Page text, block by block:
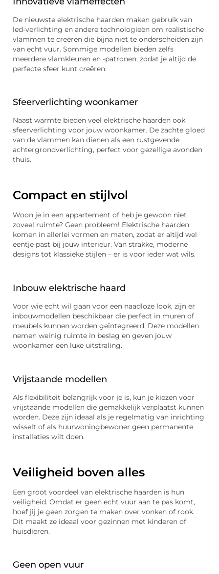
De nieuwste elektrische haarden maken gebruik van
led-verlichting en andere technologieën om realistische
vlammen te creëren die bijna niet te onderscheiden zijn
van echt vuur. Sommige modellen bieden zelfs
meerdere vlamkleuren en -patronen, zodat je altijd de
perfecte sfeer kunt creëren.
Sfeerverlichting woonkamer
Naast warmte bieden veel elektrische haarden ook
sfeerverlichting voor jouw woonkamer. De zachte gloed
van de vlammen kan dienen als een rustgevende
achtergrondverlichting, perfect voor gezellige avonden
thuis.
Compact en stijlvol
Woon je in een appartement of heb je gewoon niet
zoveel ruimte? Geen probleem! Elektrische haarden
komen in allerlei vormen en maten, zodat er altijd wel
eentje past bij jouw interieur. Van strakke, moderne
designs tot klassieke stijlen – er is voor ieder wat wils.
Inbouw elektrische haard
Voor wie echt wil gaan voor een naadloze look, zijn er
inbouwmodellen beschikbaar die perfect in muren of
meubels kunnen worden geïntegreerd. Deze modellen
nemen weinig ruimte in beslag en geven jouw
woonkamer een luxe uitstraling.
Vrijstaande modellen
Als flexibiliteit belangrijk voor je is, kun je kiezen voor
vrijstaande modellen die gemakkelijk verplaatst kunnen
worden. Deze zijn ideaal als je regelmatig van inrichting
wisselt of als huurwoningbewoner geen permanente
installaties wilt doen.
Veiligheid boven alles
Een groot voordeel van elektrische haarden is hun
veiligheid. Omdat er geen echt vuur aan te pas komt,
hoef jij je geen zorgen te maken over vonken of rook.
Dit maakt ze ideaal voor gezinnen met kinderen of
huisdieren.
Geen open vuur